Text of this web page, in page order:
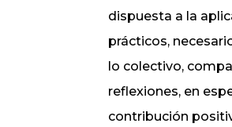
dispuesta a la
prácticos,
lo colectivo,
reflexiones, en
contribución